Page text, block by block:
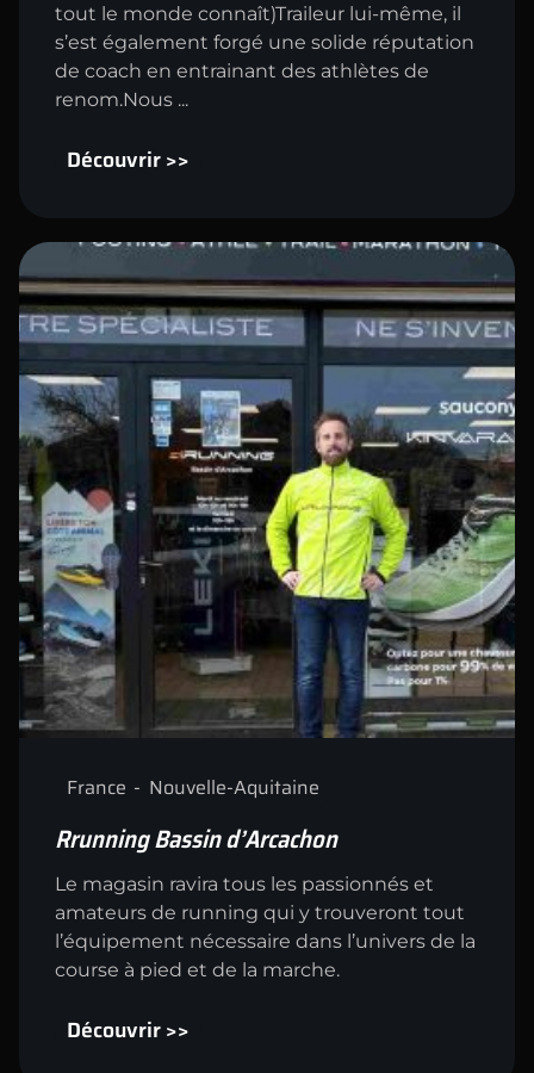
tout le monde connaît)Traileur lui-même, il
s’est également forgé une solide réputation
de coach en entrainant des athlètes de
renom.Nous ...
Découvrir >>
France Nouvelle-Aquitaine
Rrunning Bassin d’Arcachon
Le magasin ravira tous les passionnés et
amateurs de running qui y trouveront tout
l’équipement nécessaire dans l’univers de la
course à pied et de la marche.
Découvrir >>